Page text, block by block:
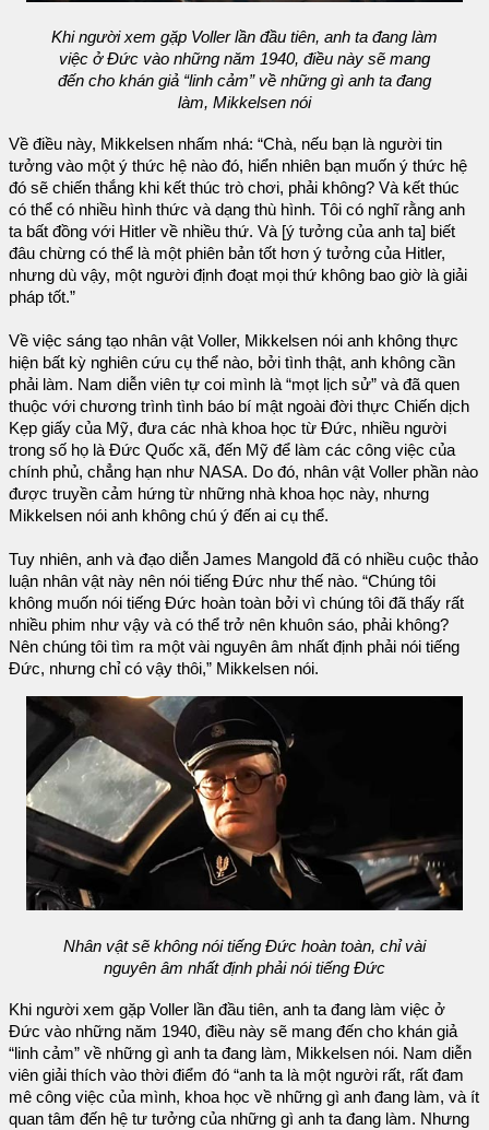
Khi người xem gặp Voller lần đầu tiên, anh ta đang làm
việc ở Đức vào những năm 1940, điều này sẽ mang
đến cho khán giả “linh cảm” về những gì anh ta đang
làm, Mikkelsen nói
Về điều này, Mikkelsen nhấm nhá: “Chà, nếu bạn là người tin
tưởng vào một ý thức hệ nào đó, hiển nhiên bạn muốn ý thức hệ
đó sẽ chiến thắng khi kết thúc trò chơi, phải không? Và kết thúc
có thể có nhiều hình thức và dạng thù hình. Tôi có nghĩ rằng anh
ta bất đồng với Hitler về nhiều thứ. Và [ý tưởng của anh ta] biết
đâu chừng có thể là một phiên bản tốt hơn ý tưởng của Hitler,
nhưng dù vậy, một người định đoạt mọi thứ không bao giờ là giải
pháp tốt.”
Về việc sáng tạo nhân vật Voller, Mikkelsen nói anh không thực
hiện bất kỳ nghiên cứu cụ thể nào, bởi tình thật, anh không cần
phải làm. Nam diễn viên tự coi mình là “mọt lịch sử” và đã quen
thuộc với chương trình tình báo bí mật ngoài đời thực Chiến dịch
Kẹp giấy của Mỹ, đưa các nhà khoa học từ Đức, nhiều người
trong số họ là Đức Quốc xã, đến Mỹ để làm các công việc của
chính phủ, chẳng hạn như NASA. Do đó, nhân vật Voller phần nào
được truyền cảm hứng từ những nhà khoa học này, nhưng
Mikkelsen nói anh không chú ý đến ai cụ thể.
Tuy nhiên, anh và đạo diễn James Mangold đã có nhiều cuộc thảo
luận nhân vật này nên nói tiếng Đức như thế nào. “Chúng tôi
không muốn nói tiếng Đức hoàn toàn bởi vì chúng tôi đã thấy rất
nhiều phim như vậy và có thể trở nên khuôn sáo, phải không?
Nên chúng tôi tìm ra một vài nguyên âm nhất định phải nói tiếng
Đức, nhưng chỉ có vậy thôi,” Mikkelsen nói.
Nhân vật sẽ không nói tiếng Đức hoàn toàn, chỉ vài
nguyên âm nhất định phải nói tiếng Đức
Khi người xem gặp Voller lần đầu tiên, anh ta đang làm việc ở
Đức vào những năm 1940, điều này sẽ mang đến cho khán giả
“linh cảm” về những gì anh ta đang làm, Mikkelsen nói. Nam diễn
viên giải thích vào thời điểm đó “anh ta là một người rất, rất đam
mê công việc của mình, khoa học về những gì anh đang làm, và ít
quan tâm đến hệ tư tưởng của những gì anh ta đang làm. Nhưng